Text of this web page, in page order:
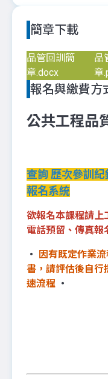
簡章下載
品管回訓簡
章.docx
品
章
報名與繳費方
公共工程品
查詢 歷次參訓紀
報名系統
欲報名本課程請上
電話預留、傳真報
‧
因有既定作業
書，請評估後自行
速流程 ‧